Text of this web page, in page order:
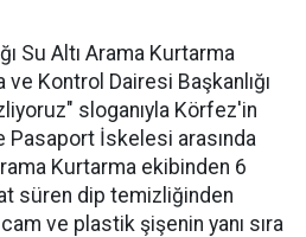
Su Altı Arama Kurtarma
Kontrol Dairesi Başkanlığı
sloganıyla Körfez'in
Pasaport İskelesi arasında
Kurtarma ekibinden 6
süren dip temizliğinden
ve plastik şişenin yanı sıra